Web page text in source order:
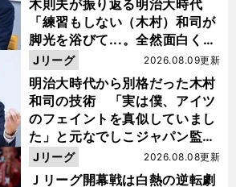
木則夫が振り返る明治大時代
「練習もしない（木村）和司が
脚光を浴びて...。全然面白くな
い４年間でした」
明治大時代から別格だった木村
和司の技術 「実は僕、アイツ
のフェイントを真似していまし
た」と元なでしこジャパン監
督・佐々木則夫
2026.08.09更新
Jリーグ
Ｊリーグ開幕戦は白熱の逆転劇
2026.08.08更新
Jリーグ